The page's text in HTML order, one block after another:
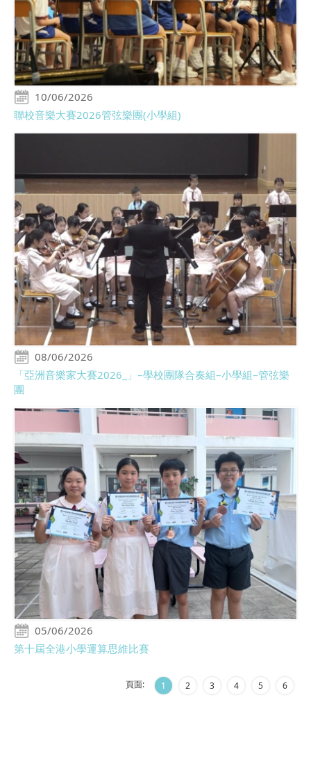
10/06/2026
聯校音樂大賽2026管弦樂團(小學組)
08/06/2026
「亞洲音樂家大賽2026_」–學校團隊合奏組–小學組–管弦樂
團
05/06/2026
第十屆全港小學運算思維比賽
頁面: 1 2 3 4 5 6